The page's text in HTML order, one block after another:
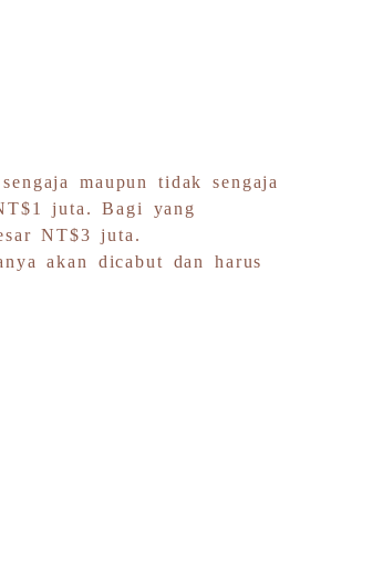
maupun tidak sengaja
juta. Bagi yang
NT$3 juta.
akan dicabut dan harus